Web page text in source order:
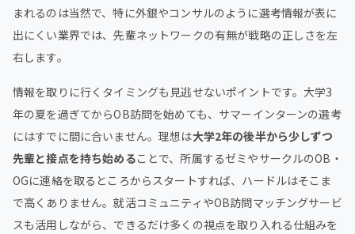
まれるのは当然で、特に外銀やコンサルのように選考情報が表に
出にくい業界では、先輩ネットワークの有無が戦略の正しさを左
右します。
情報を取りに行くタイミングも見逃せないポイントです。大学3
年の夏を過ぎてからOB訪問を始めても、サマーインターンの選考
にはすでに間に合いません。理想は大学2年の後半から少しずつ
先輩と接点を持ち始めることで、所属するゼミやサークルのOB・
OGに連絡を取るところからスタートすれば、ハードルはそこま
で高くありません。就活コミュニティやOB訪問マッチングサービ
スも活用しながら、できるだけ多くの視点を取り入れる仕組みを